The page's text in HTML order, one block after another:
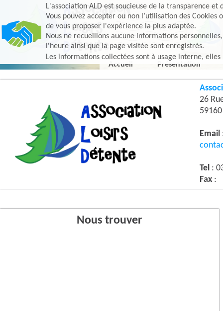
L'association ALD est soucieuse de la transparence et
Vous pouvez accepter ou non l’utilisation des
de vous proposer l'expérience la plus adaptée.
Nous ne recueillons aucune informations
l'heure ainsi que la page visitée sont enregistrés.
Les informations collectées sont à usage interne,
Accueil
Présentation
26
Email
Tel :
Fax :
Nous trouver